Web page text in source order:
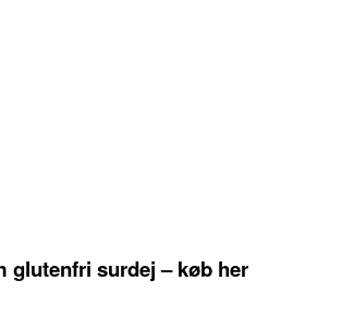
glutenfri surdej – køb her